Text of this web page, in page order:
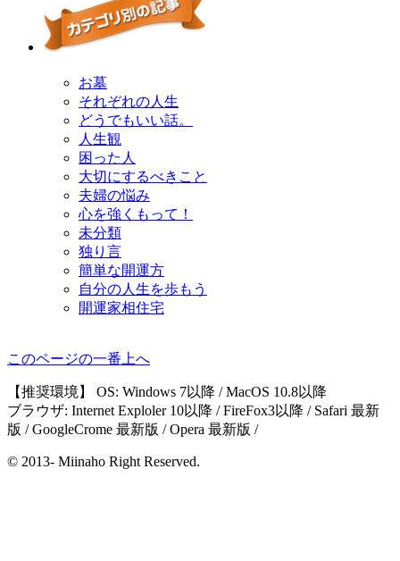
お墓
それぞれの人生
どうでもいい話。
人生観
困った人
大切にするべきこと
夫婦の悩み
心を強くもって！
未分類
独り言
簡単な開運方
自分の人生を歩もう
開運家相住宅
このページの一番上へ
【推奨環境】 OS: Windows 7以降 / MacOS 10.8以降
ブラウザ: Internet Exploler 10以降 / FireFox3以降 / Safari 最新
版 / GoogleCrome 最新版 / Opera 最新版 /
© 2013- Miinaho Right Reserved.